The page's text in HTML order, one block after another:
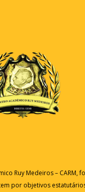
Ruy Medeiros – CARM,
por objetivos